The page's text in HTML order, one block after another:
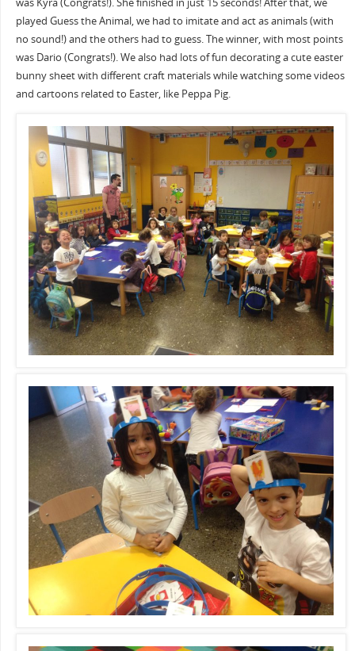
was Kyra (Congrats!). She finished in just 15 seconds! After that, we
played Guess the Animal, we had to imitate and act as animals (with
no sound!) and the others had to guess. The winner, with most points
was Dario (Congrats!). We also had lots of fun decorating a cute easter
bunny sheet with different craft materials while watching some videos
and cartoons related to Easter, like Peppa Pig.